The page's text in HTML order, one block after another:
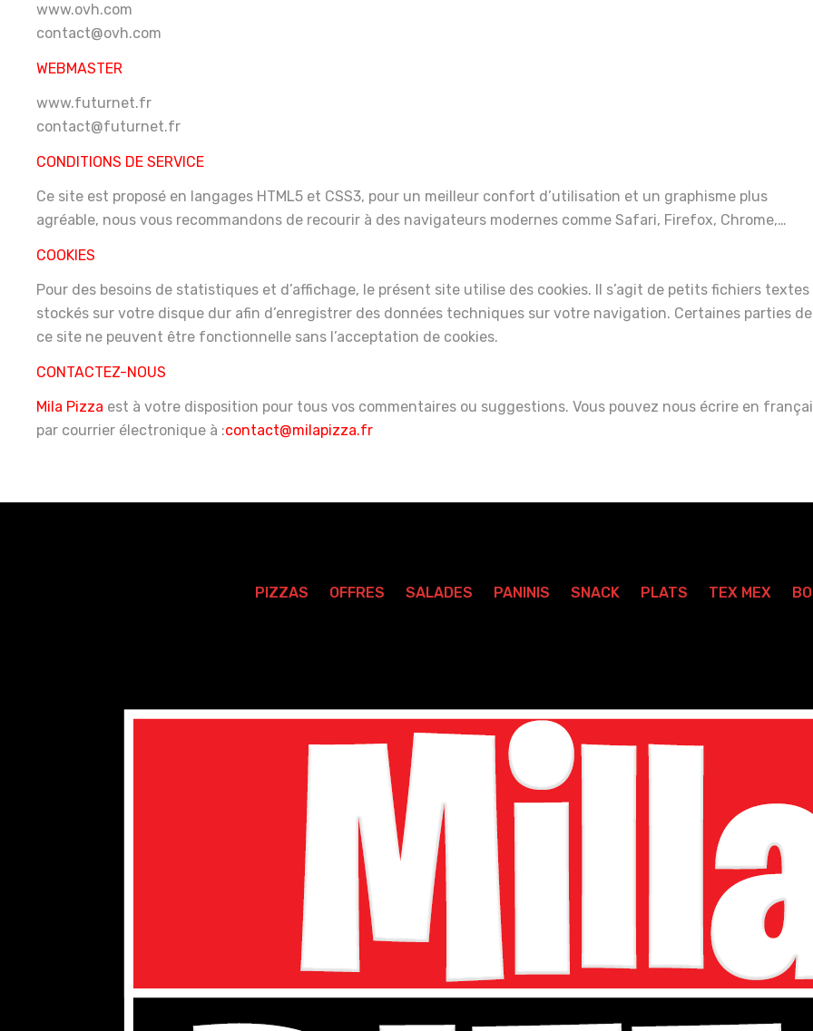
www.ovh.com
contact@ovh.com
WEBMASTER
www.futurnet.fr
contact@futurnet.fr
CONDITIONS DE SERVICE
Ce site est proposé en langages HTML5 et CSS3, pour un meilleur confort d’utilisation et un graphisme plus
agréable, nous vous recommandons de recourir à des navigateurs modernes comme Safari, Firefox, Chrome,…
COOKIES
Pour des besoins de statistiques et d’affichage, le présent site utilise des cookies. Il s’agit de petits fichiers textes
stockés sur votre disque dur afin d’enregistrer des données techniques sur votre navigation. Certaines parties de
ce site ne peuvent être fonctionnelle sans l’acceptation de cookies.
CONTACTEZ-NOUS
Mila Pizza est à votre disposition pour tous vos commentaires ou suggestions. Vous pouvez nous écrire en
par courrier électronique à :contact@milapizza.fr
PIZZAS OFFRES SALADES PANINIS SNACK PLATS TEX MEX